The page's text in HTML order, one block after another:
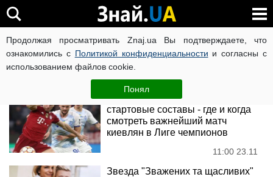
Продолжая просматривать Znaj.ua Вы подтверждаете, что
ознакомились с Политикой конфиденциальности и согласны с
использованием файлов cookie.
Понял
НСК Олімпійський
Динамо-Бавария: анонс,
стартовые составы - где и когда
смотреть важнейший матч
киевлян в Лиге чемпионов
11:00 23.11
Звезда "Зважених та щасливих"